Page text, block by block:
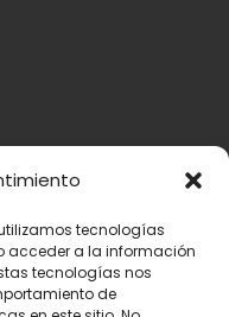
tecnologías
acceder a la información
tecnologías nos
de